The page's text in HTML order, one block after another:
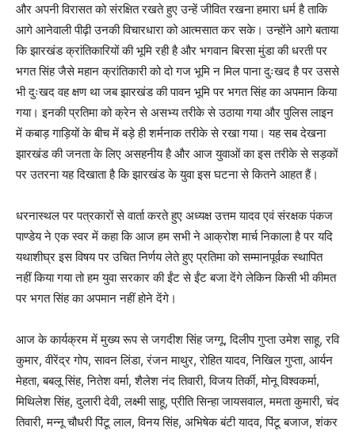
और अपनी विरासत को संरक्षित रखते हुए उन्हें जीवित रखना हमारा धर्म है ताकि
आगे आनेवाली पीढ़ी उनकी विचारधारा को आत्मसात कर सके। उन्होंने आगे बताया
कि झारखंड क्रांतिकारियों की भूमि रही है और भगवान बिरसा मुंडा की धरती पर
भगत सिंह जैसे महान क्रांतिकारी को दो गज भूमि न मिल पाना दुःखद है पर उससे
भी दुःखद वह क्षण था जब झारखंड की पावन भूमि पर भगत सिंह का अपमान किया
गया। इनकी प्रतिमा को क्रेन से असभ्य तरीके से उठाया गया और पुलिस लाइन
में कबाड़ गाड़ियों के बीच में बड़े ही शर्मनाक तरीके से रखा गया। यह सब देखना
झारखंड की जनता के लिए असहनीय है और आज युवाओं का इस तरीके से सड़कों
पर उतरना यह दिखाता है कि झारखंड के युवा इस घटना से कितने आहत हैं।
धरनास्थल पर पत्रकारों से वार्ता करते हुए अध्यक्ष उत्तम यादव एवं संरक्षक पंकज
पाण्डेय ने एक स्वर में कहा कि आज हम सभी ने आक्रोश मार्च निकाला है पर यदि
यथाशीघ्र इस विषय पर उचित निर्णय लेते हुए प्रतिमा को सम्मानपूर्वक स्थापित
नहीं किया गया तो हम युवा सरकार की ईंट से ईंट बजा देंगे लेकिन किसी भी कीमत
पर भगत सिंह का अपमान नहीं होने देंगे।
आज के कार्यक्रम में मुख्य रूप से जगदीश सिंह जग्गू, दिलीप गुप्ता उमेश साहू, रवि
कुमार, वीरेंद्र गोप, सावन लिंडा, रंजन माथुर, रोहित यादव, निखिल गुप्ता, आर्यन
मेहता, बबलू सिंह, नितेश वर्मा, शैलेश नंद तिवारी, विजय तिर्की, मोनू विश्वकर्मा,
मिथिलेश सिंह, दुलारी देवी, लक्ष्मी साहू, प्रीति सिन्हा जायसवाल, ममता कुमारी, चंद
तिवारी, मन्नू चौधरी पिंटू लाल, विनय सिंह, अभिषेक बंटी यादव, पिंटू बजाज, शंकर